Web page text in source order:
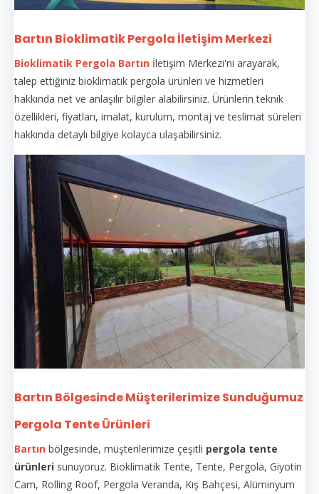
Bartın Bioklimatik Pergola İletişim Merkezi
Bioklimatik Pergola Bartın İletişim Merkezi'ni arayarak,
talep ettiğiniz bioklimatik pergola ürünleri ve hizmetleri
hakkında net ve anlaşılır bilgiler alabilirsiniz. Ürünlerin teknik
özellikleri, fiyatları, imalat, kurulum, montaj ve teslimat süreleri
hakkında detaylı bilgiye kolayca ulaşabilirsiniz.
Bartın Bölgesinde Müşterilerimize Sunduğumuz
Pergola Tente Ürünleri
Bartın bölgesinde, müşterilerimize çeşitli pergola tente
ürünleri sunuyoruz. Bioklimatik Tente, Tente, Pergola, Giyotin
Cam, Rolling Roof, Pergola Veranda, Kış Bahçesi, Alüminyum